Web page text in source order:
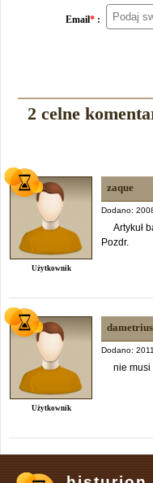
Email* :
2 celne
Użytkownik
zaque
Dodano:
Artykuł
Pozdr.
Użytkownik
Dodano:
nie musi